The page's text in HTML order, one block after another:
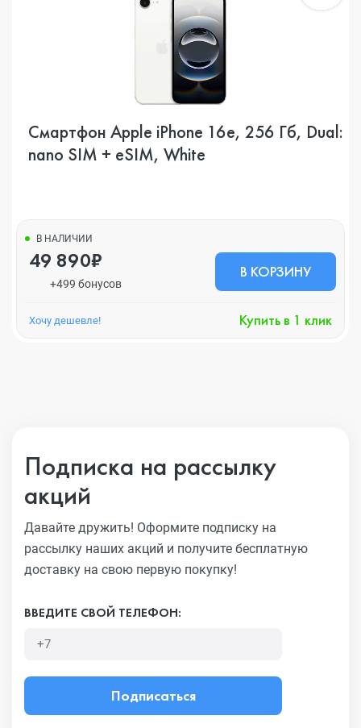
Смартфон Apple iPhone 16e, 256 Гб, Dual:
nano SIM + eSIM, White
В НАЛИЧИИ
49 890₽
+499 бонусов
В КОРЗИНУ
Хочу дешевле! Купить в 1 клик
Подписка на рассылку
акций
Давайте дружить! Оформите подписку на
рассылку наших акций и получите бесплатную
доставку на свою первую покупку!
ВВЕДИТЕ СВОЙ ТЕЛЕФОН:
Подписаться